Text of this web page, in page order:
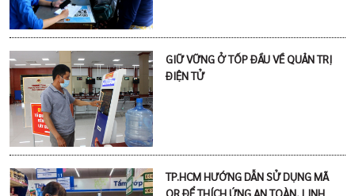
GIỮ VỮNG Ở TỐP ĐẦU VỀ QUẢN TRỊ
ĐIỆN TỬ
TP.HCM HƯỚNG DẪN SỬ DỤNG MÃ
QR ĐỂ THÍCH ỨNG AN TOÀN, LINH